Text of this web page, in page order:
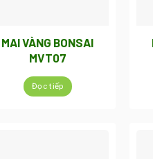
MAI VÀNG BONSAI
MVT07
Đọc tiếp